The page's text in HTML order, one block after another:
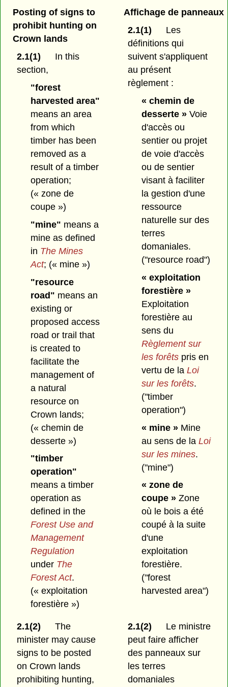
Posting of signs to
prohibit hunting on
Crown lands
2.1(1)
In this
section,
"forest
harvested area"
means an area
from which
timber has been
removed as a
result of a timber
operation;
(« zone de
coupe »)
"mine" means a
mine as defined
in The Mines
Act; (« mine »)
"resource
road" means an
existing or
proposed access
road or trail that
is created to
facilitate the
management of
a natural
resource on
Crown lands;
(« chemin de
desserte »)
"timber
operation"
means a timber
operation as
defined in the
Forest Use and
Management
Regulation
under The
Forest Act.
(« exploitation
forestière »)
Affichage de panneaux
2.1(1)
Les
définitions qui
suivent s'appliquent
au présent
règlement :
« chemin de
desserte »Voie
d'accès ou
sentier ou projet
de voie d'accès
ou de sentier
visant à faciliter
la gestion d'une
ressource
naturelle sur des
terres
domaniales.
("resource road")
« exploitation
forestière »
Exploitation
forestière au
sens du
Règlement sur
les forêtspris en
vertu de la Loi
sur les forêts.
("timber
operation")
« mine »Mine
au sens de la Loi
sur les mines.
("mine")
« zone de
coupe »Zone
où le bois a été
coupé à la suite
d'une
exploitation
forestière.
("forest
harvested area")
2.1(2)
The
minister may cause
signs to be posted
on Crown lands
prohibiting hunting,
2.1(2)
Le ministre
peut faire afficher
des panneaux sur
les terres
domaniales